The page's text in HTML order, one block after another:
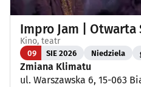
Impro Jam | Otwarta
Kino, teatr
09 SIE 2026 Niedziela
Zmiana Klimatu
ul. Warszawska 6, 15-063